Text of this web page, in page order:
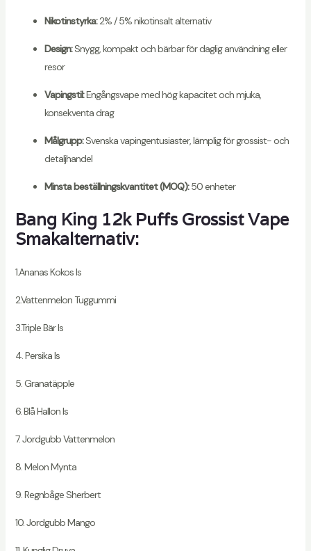
Nikotinstyrka:2% / 5% nikotinsalt alternativ
Design:Snygg, kompakt och bärbar för daglig användning eller
resor
Vapingstil:Engångsvape med hög kapacitet och mjuka,
konsekventa drag
Målgrupp:Svenska vapingentusiaster, lämplig för grossist- och
detaljhandel
Minsta beställningskvantitet (MOQ):50 enheter
Bang King 12k Puffs Grossist Vape
Smakalternativ:
1.Ananas Kokos Is
2.Vattenmelon Tuggummi
3.Triple Bär Is
4. Persika Is
5. Granatäpple
6. Blå Hallon Is
7. Jordgubb Vattenmelon
8. Melon Mynta
9. Regnbåge Sherbert
10. Jordgubb Mango